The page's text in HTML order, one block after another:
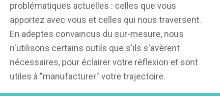
problématiques actuelles : celles que vous
apportez avec vous et celles qui nous traversent.
En adeptes convaincus du sur-mesure, nous
n'utilisons certains outils que s'ils s'avèrent
nécessaires, pour éclairer votre réflexion et sont
utiles à "manufacturer" votre trajectoire.